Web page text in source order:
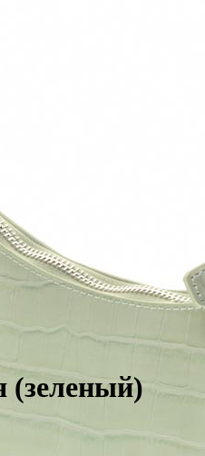
(зеленый)